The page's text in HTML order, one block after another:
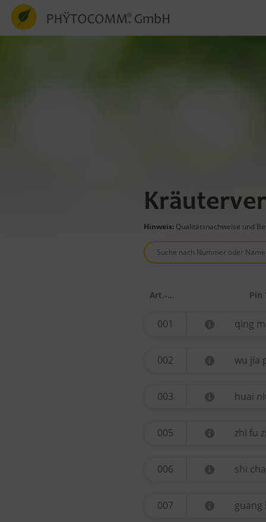
Hinweis: Qualitätsnachweise und
Art.-Nr. Pin
001 qing
002 wu jia
003 huai
005 zhi fu zi
006 shi
007 guang